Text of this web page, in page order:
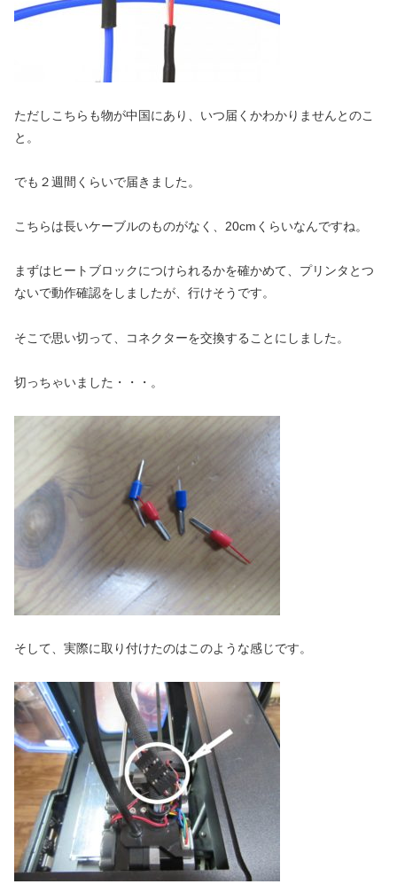
ただしこちらも物が中国にあり、いつ届くかわかりませんとのこ
と。
でも２週間くらいで届きました。
こちらは長いケーブルのものがなく、20cmくらいなんですね。
まずはヒートブロックにつけられるかを確かめて、プリンタとつ
ないで動作確認をしましたが、行けそうです。
そこで思い切って、コネクターを交換することにしました。
切っちゃいました・・・。
そして、実際に取り付けたのはこのような感じです。